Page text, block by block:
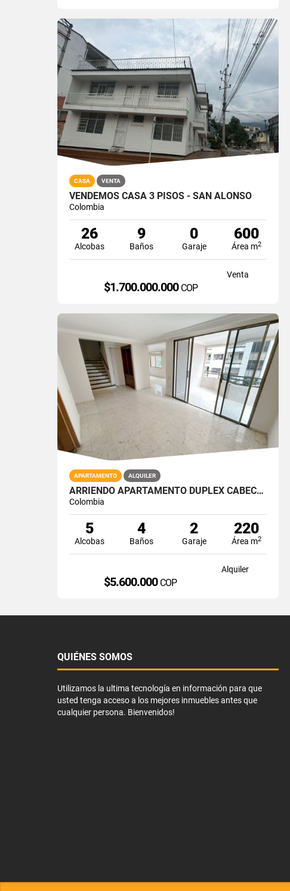
CASA VENTA
VENDEMOS CASA 3 PISOS - SAN ALONSO
Colombia
26
Alcobas
9
Baños
0
Garaje
600
Área m2
Venta
$1.700.000.000 COP
APARTAMENTO ALQUILER
ARRIENDO APARTAMENTO DUPLEX CABECERA CRA 39
Colombia
5
Alcobas
4
Baños
2
Garaje
220
Área m2
Alquiler
$5.600.000 COP
QUIÉNES SOMOS
Utilizamos la ultima tecnología en información para que
usted tenga acceso a los mejores inmuebles antes que
cualquier persona. Bienvenidos!